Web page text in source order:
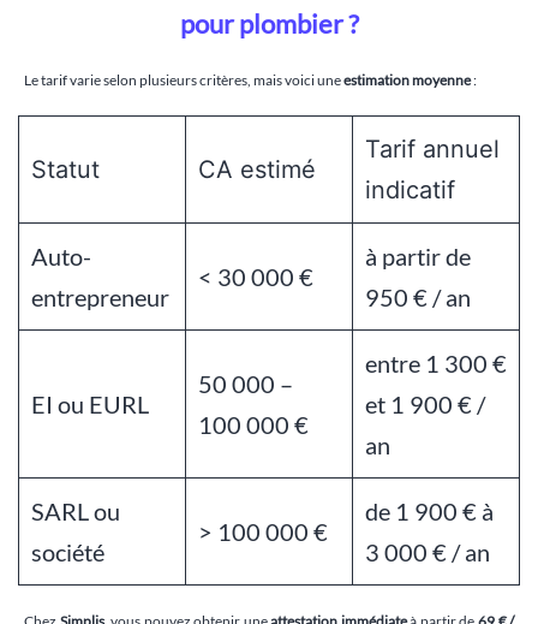
pour plombier ?
Le tarif varie selon plusieurs critères, mais voici uneestimation moyenne:
Statut CA estimé
Tarif annuel
indicatif
Auto-
entrepreneur
< 30 000 €
à partir de
950 € / an
EI ou EURL
50 000 –
100 000 €
entre 1 300 €
et 1 900 € /
an
SARL ou
société
> 100 000 €
de 1 900 € à
3 000 € / an